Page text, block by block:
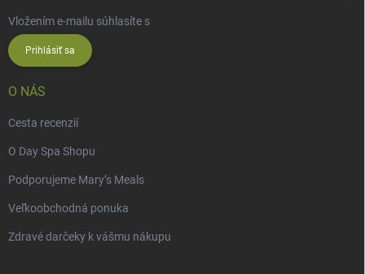
Vložením e-mailu súhlasíte s
Prihlásiť sa
O NÁS
Cesta recenzií
O Day Spa Shopu
Podporujeme Mary’s Meals
Veľkoobchodná ponuka
Zdravé darčeky k vášmu nákupu